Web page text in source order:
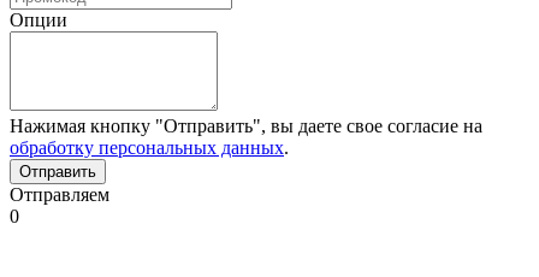
Опции
Нажимая кнопку "Отправить", вы даете свое согласие на
обработку персональных данных.
Отправляем
0